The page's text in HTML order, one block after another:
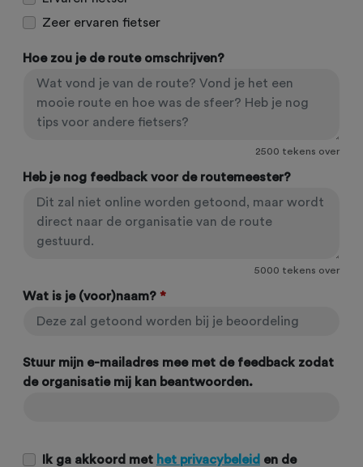
Zeer ervaren fietser
Hoe zou je de route omschrijven?
2500 tekens over
Heb je nog feedback voor de routemeester?
5000 tekens over
Wat is je (voor)naam? *
Stuur mijn e-mailadres mee met de feedback zodat
de organisatie mij kan beantwoorden.
Ik ga akkoord met het privacybeleid en de